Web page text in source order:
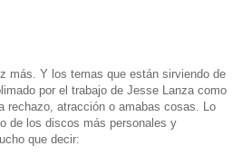
más. Y los temas que están sirviendo de
por el trabajo de Jesse Lanza como
rechazo, atracción o amabas cosas. Lo
de los discos más personales y
que decir: